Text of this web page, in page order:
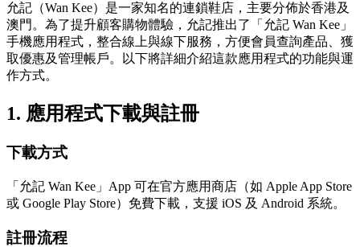
允記（Wan Kee）是一家知名的連鎖鞋店，主要分佈於香港及
澳門。為了提升顧客購物體驗，允記推出了「允記 Wan Kee」
手機應用程式，整合線上與線下服務，方便會員查詢產品、獲
取優惠及管理帳戶。以下將詳細介紹這款應用程式的功能與運
作方式。
1. 應用程式下載與註冊
下載方式
「允記 Wan Kee」App 可在官方應用商店（如 Apple App Store
或 Google Play Store）免費下載，支援 iOS 及 Android 系統。
註冊流程